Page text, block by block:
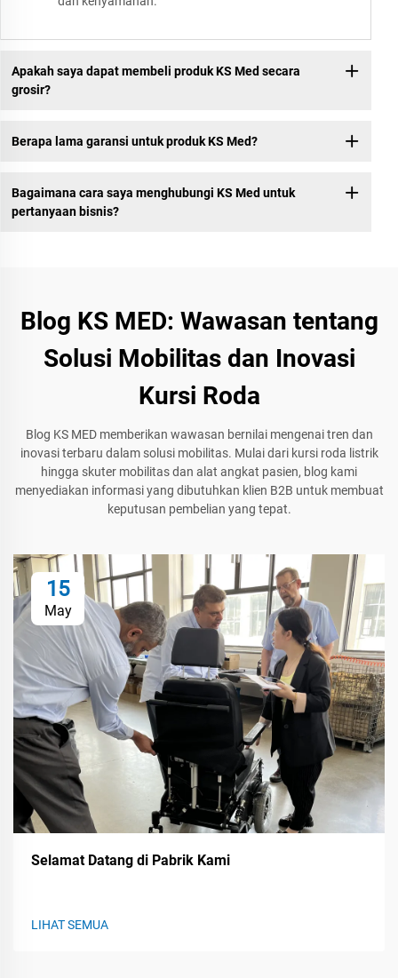
Apakah saya dapat membeli produk KS Med secara
grosir?
Berapa lama garansi untuk produk KS Med?
Bagaimana cara saya menghubungi KS Med untuk
pertanyaan bisnis?
Blog KS MED: Wawasan tentang
Solusi Mobilitas dan Inovasi
Kursi Roda
Blog KS MED memberikan wawasan bernilai mengenai tren dan
inovasi terbaru dalam solusi mobilitas. Mulai dari kursi roda listrik
hingga skuter mobilitas dan alat angkat pasien, blog kami
menyediakan informasi yang dibutuhkan klien B2B untuk membuat
keputusan pembelian yang tepat.
15
May
Selamat Datang di Pabrik Kami
LIHAT SEMUA